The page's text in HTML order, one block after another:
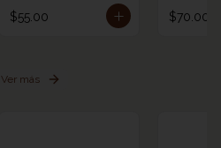
$55.00 $70.00
Ver más